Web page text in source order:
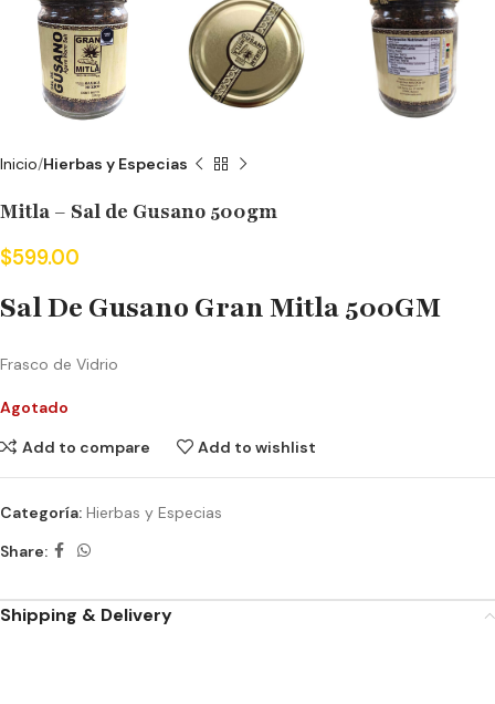
Inicio Hierbas y Especias
Mitla – Sal de Gusano 500gm
$599.00
Sal De Gusano Gran Mitla 500GM
Frasco de Vidrio
Agotado
Add to compare
Add to wishlist
Categoría: Hierbas y Especias
Share:
Shipping & Delivery